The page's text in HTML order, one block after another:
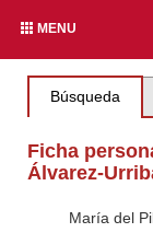
MENU
Búsqueda
Ficha
Álvarez-
María del